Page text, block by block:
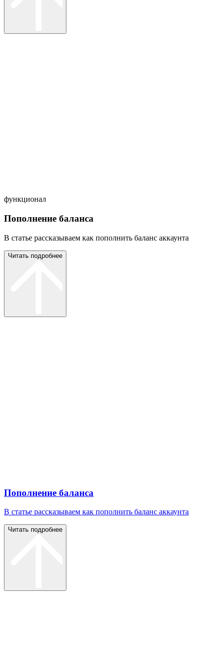
функционал
Пополнение баланса
В статье рассказываем как пополнить баланс аккаунта
Читать подробнее
Пополнение баланса
В статье рассказываем как пополнить баланс аккаунта
Читать подробнее